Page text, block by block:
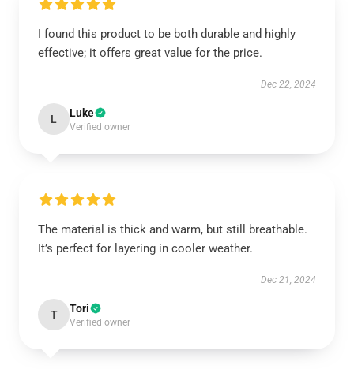
I found this product to be both durable and highly
effective; it offers great value for the price.
Dec 22, 2024
L Luke
Verified owner
The material is thick and warm, but still breathable.
It’s perfect for layering in cooler weather.
Dec 21, 2024
T Tori
Verified owner